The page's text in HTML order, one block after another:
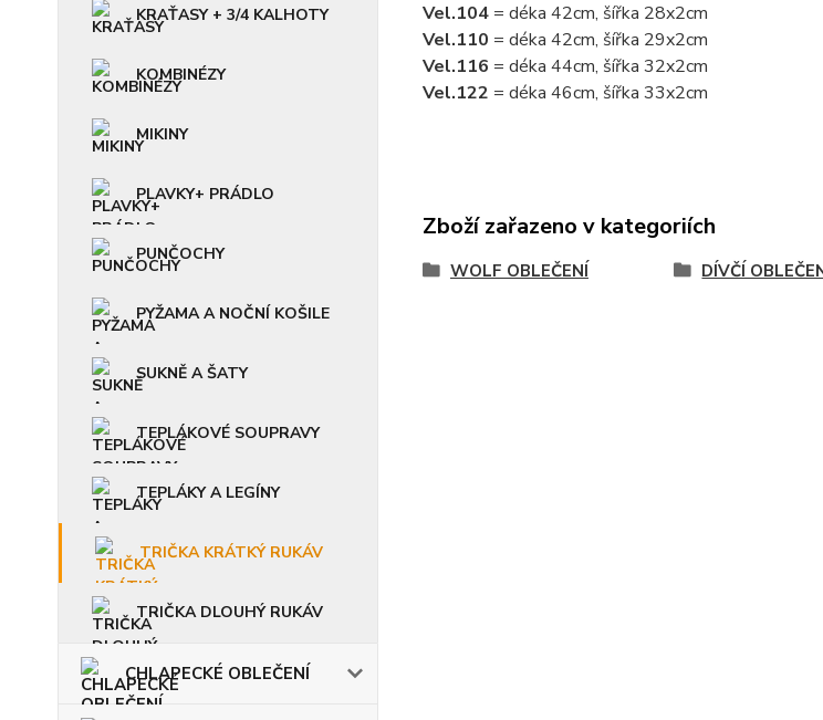
KRAŤASY + 3/4 KALHOTY
KOMBINÉZY
MIKINY
PLAVKY+ PRÁDLO
PUNČOCHY
PYŽAMA A NOČNÍ KOŠILE
SUKNĚ A ŠATY
TEPLÁKOVÉ SOUPRAVY
TEPLÁKY A LEGÍNY
TRIČKA KRÁTKÝ RUKÁV
TRIČKA DLOUHÝ RUKÁV
CHLAPECKÉ OBLEČENÍ
Vel.104= déka 42cm, šířka 28x2cm
Vel.110 = déka 42cm, šířka 29x2cm
Vel.116 = déka 44cm, šířka 32x2cm
Vel.122 = déka 46cm, šířka 33x2cm
Zboží zařazeno v kategoriích
WOLF OBLEČENÍ DÍVČÍ